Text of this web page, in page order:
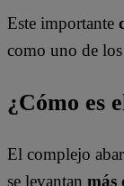
Este importante
como uno de los
¿Cómo es
El complejo
se levantan más